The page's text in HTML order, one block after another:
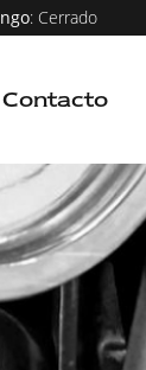
: Cerrado
Contacto